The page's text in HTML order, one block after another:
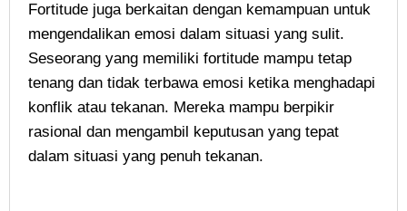
Fortitude juga berkaitan dengan kemampuan untuk
mengendalikan emosi dalam situasi yang sulit.
Seseorang yang memiliki fortitude mampu tetap
tenang dan tidak terbawa emosi ketika menghadapi
konflik atau tekanan. Mereka mampu berpikir
rasional dan mengambil keputusan yang tepat
dalam situasi yang penuh tekanan.